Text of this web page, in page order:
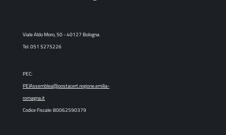
Viale Aldo Moro, 50 - 40127 Bologna
Tel. 051 5275226
PEC:
PEIAssemblea@postacert.regione.emilia-
romagna.it
Codice Fiscale: 80062590379